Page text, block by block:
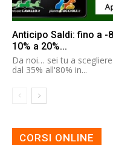
Anticipo Saldi: fino a -
10% a 20%...
Da noi… sei tu a
dal 35% all'80% in...
CORSI ONLINE